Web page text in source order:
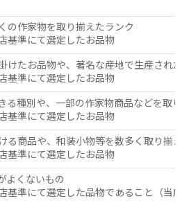
の作家物を取り揃えたランク
基準にて選定したお品物
けたお品物や、著名な産地で生産され
基準にて選定したお品物
る種別や、一部の作家物商品などを取
基準にて選定したお品物
る商品や、和装小物等を数多く取り揃
基準にて選定したお品物
よくないもの
基準にて選定した品物であること（当